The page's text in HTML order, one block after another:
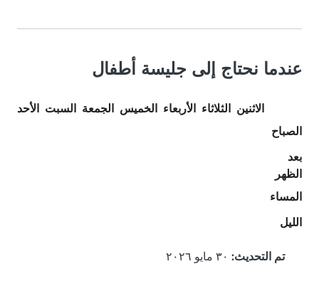
عندما نحتاج إلى جليسة أطفال
الاثنين الثلاثاء الأربعاء الخميس الجمعة السبت
الأحد
الصباح
بعد
الظهر
المساء
الليل
تم التحديث: